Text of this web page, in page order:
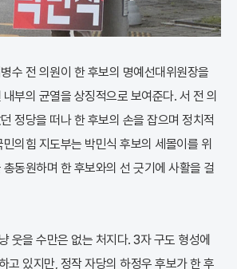
수 전 의원이 한 후보의 명예선대위원장을
부의 균열을 상징적으로 보여준다. 서 전 의
정당을 떠나 한 후보의 손을 잡으며 정치적
의힘 지도부는 박민식 후보의 세몰이를 위
동원하며 한 후보와의 선 긋기에 사활을 걸
웃을 수만은 없는 처지다. 3자 구도 형성에
고 있지만, 정작 자당의 하정우 후보가 한 후